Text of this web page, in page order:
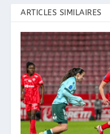
ARTICLES SIMILAIRES